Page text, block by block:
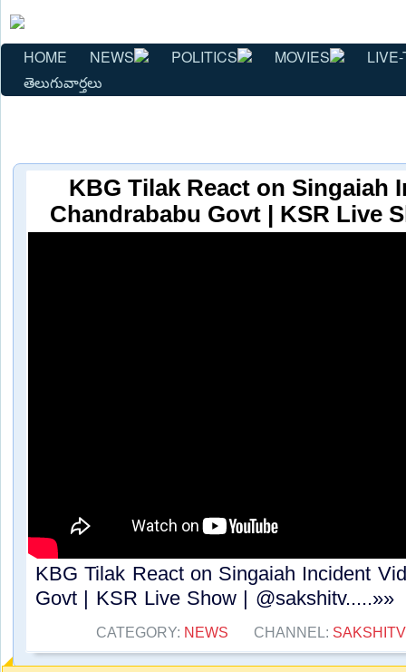
HOME NEWS POLITICS MOVIES
తెలుగువార్తలు
KBG Tilak React on Singaiah
Chandrababu Govt | KSR Live
KBG Tilak React on Singaiah Incident
Govt | KSR Live Show | @sakshitv.....»»
CATEGORY: NEWS CHANNEL: SAKSHITV